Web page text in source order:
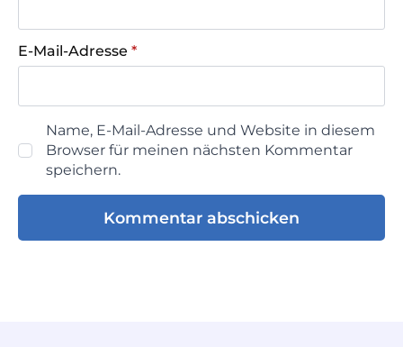
E-Mail-Adresse *
Name, E-Mail-Adresse und Website in diesem
Browser für meinen nächsten Kommentar
speichern.